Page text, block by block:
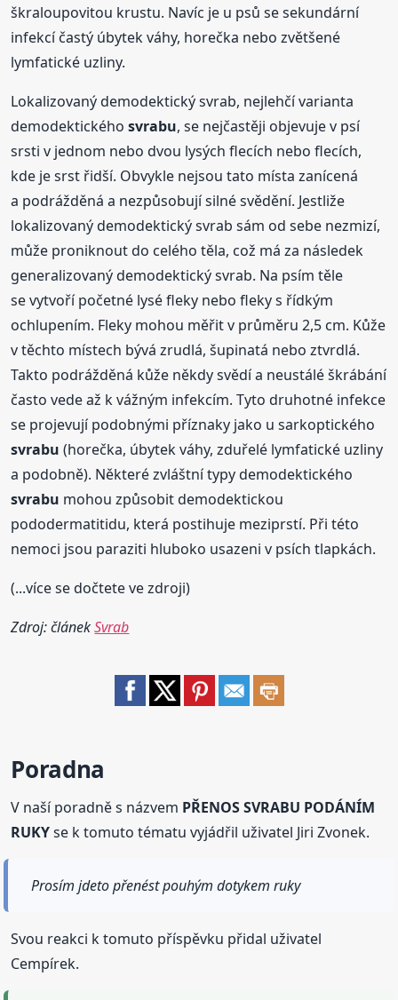
škraloupovitou krustu. Navíc je u psů se sekundární
infekcí častý úbytek váhy, horečka nebo zvětšené
lymfatické uzliny.
Lokalizovaný demodektický svrab, nejlehčí varianta
demodektickéhosvrabu, se nejčastěji objevuje v psí
srsti v jednom nebo dvou lysých flecích nebo flecích,
kde je srst řidší. Obvykle nejsou tato místa zanícená
a podrážděná a nezpůsobují silné svědění. Jestliže
lokalizovaný demodektický svrab sám od sebe nezmizí,
může proniknout do celého těla, což má za následek
generalizovaný demodektický svrab. Na psím těle
se vytvoří početné lysé fleky nebo fleky s řídkým
ochlupením. Fleky mohou měřit v průměru 2,5 cm. Kůže
v těchto místech bývá zrudlá, šupinatá nebo ztvrdlá.
Takto podrážděná kůže někdy svědí a neustálé škrábání
často vede až k vážným infekcím. Tyto druhotné infekce
se projevují podobnými příznaky jako u sarkoptického
svrabu (horečka, úbytek váhy, zduřelé lymfatické uzliny
a podobně). Některé zvláštní typy demodektického
svrabu mohou způsobit demodektickou
pododermatitidu, která postihuje meziprstí. Při této
nemoci jsou paraziti hluboko usazeni v psích tlapkách.
(...více se dočtete ve zdroji)
Zdroj: článekSvrab
Poradna
V naší poradně s názvem PŘENOS SVRABU PODÁNÍM
RUKYse k tomuto tématu vyjádřil uživatel Jiri Zvonek.
Prosím jdeto přenést pouhým dotykem ruky
Svou reakci k tomuto příspěvku přidal uživatel
Cempírek.